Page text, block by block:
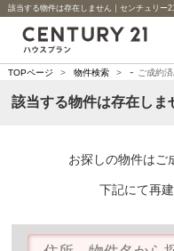
該当する物件は存在しません｜センチュリー
TOPページ > 物件検索 > - ご成約
該当する物件は存在しま
お探しの物件はご
下記にて再